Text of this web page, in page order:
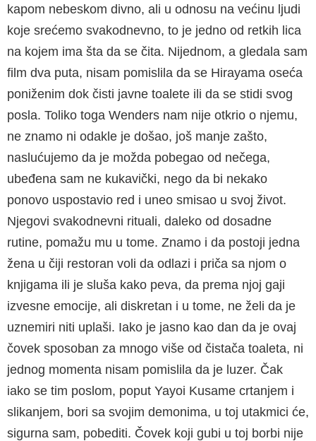
kapom nebeskom divno, ali u odnosu na većinu ljudi
koje srećemo svakodnevno, to je jedno od retkih lica
na kojem ima šta da se čita. Nijednom, a gledala sam
film dva puta, nisam pomislila da se Hirayama oseća
poniženim dok čisti javne toalete ili da se stidi svog
posla. Toliko toga Wenders nam nije otkrio o njemu,
ne znamo ni odakle je došao, još manje zašto,
naslućujemo da je možda pobegao od nečega,
ubeđena sam ne kukavički, nego da bi nekako
ponovo uspostavio red i uneo smisao u svoj život.
Njegovi svakodnevni rituali, daleko od dosadne
rutine, pomažu mu u tome. Znamo i da postoji jedna
žena u čiji restoran voli da odlazi i priča sa njom o
knjigama ili je sluša kako peva, da prema njoj gaji
izvesne emocije, ali diskretan i u tome, ne želi da je
uznemiri niti uplaši. Iako je jasno kao dan da je ovaj
čovek sposoban za mnogo više od čistača toaleta, ni
jednog momenta nisam pomislila da je luzer. Čak
iako se tim poslom, poput Yayoi Kusame crtanjem i
slikanjem, bori sa svojim demonima, u toj utakmici će,
sigurna sam, pobediti. Čovek koji gubi u toj borbi nije